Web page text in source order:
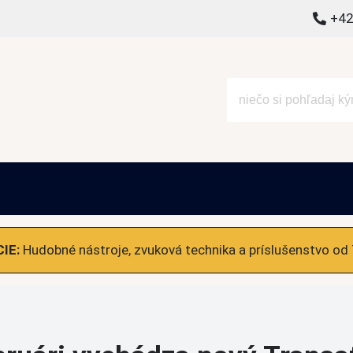
Hudobné nástroje, zvuková technika a príslušenstvo od